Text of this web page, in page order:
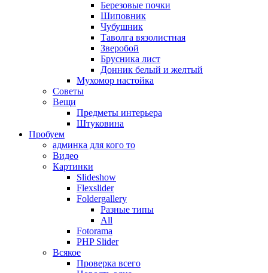
Березовые почки
Шиповник
Чубушник
Таволга вязолистная
Зверобой
Брусника лист
Донник белый и желтый
Мухомор настойка
Советы
Вещи
Предметы интерьера
Штуковина
Пробуем
админка для кого то
Видео
Картинки
Slideshow
Flexslider
Foldergallery
Разные типы
All
Fotorama
PHP Slider
Всякое
Проверка всего